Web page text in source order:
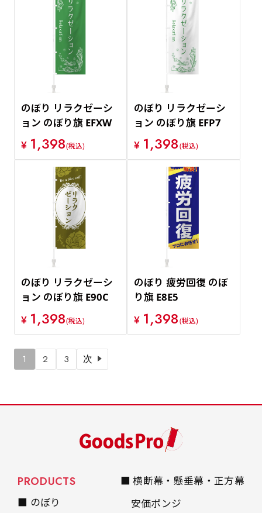
のぼり リラクゼーシ
ョン のぼり旗 EFXW
¥ 1,398(税込)
のぼり リラクゼーシ
ョン のぼり旗 EFP7
¥ 1,398(税込)
のぼり リラクゼーシ
ョン のぼり旗 E90C
¥ 1,398(税込)
のぼり 疲労回復 のぼ
り旗 E8E5
¥ 1,398(税込)
1 2 3 次
PRODUCTS
■ のぼり
■ 横断幕・懸垂幕・正方幕
安価ポンジ